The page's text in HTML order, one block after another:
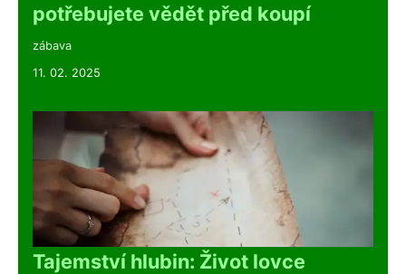
potřebujete vědět před koupí
zábava
11. 02. 2025
Tajemství hlubin: Život lovce